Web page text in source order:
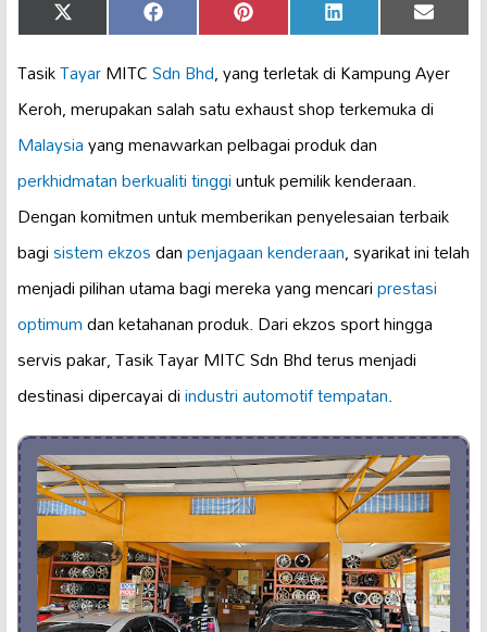
Share
on
X
(Twitter)
Share
on
Facebook Share
on
Pinterest Share
on
LinkedIn Share
on
Email
TasikTayarMITCSdn Bhd, yang terletak di Kampung Ayer
Keroh, merupakan salah satu exhaust shop terkemuka di
Malaysiayang menawarkan pelbagai produk dan
perkhidmatan berkualiti tinggiuntuk pemilik kenderaan.
Dengan komitmen untuk memberikan penyelesaian terbaik
bagisistem ekzosdanpenjagaan kenderaan, syarikat ini telah
menjadi pilihan utama bagi mereka yang mencariprestasi
optimumdan ketahanan produk. Dari ekzos sport hingga
servis pakar, Tasik Tayar MITC Sdn Bhd terus menjadi
destinasi dipercayai diindustri automotif tempatan.